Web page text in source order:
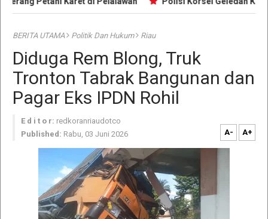
BERITA UTAMA Politik Dan Hukum Riau
Diduga Rem Blong, Truk
Tronton Tabrak Bangunan dan
Pagar Eks IPDN Rohil
E d i t o r: redkoranriaudotco
Published: Rabu, 03 Juni 2026 A- A+